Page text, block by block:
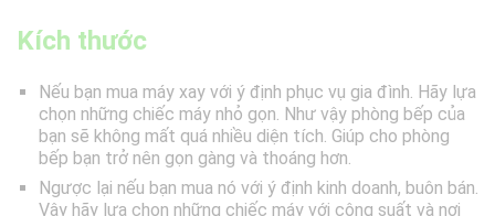
Kích thước
Nếu bạn mua máy xay với ý định phục vụ gia đình. Hãy lựa
chọn những chiếc máy nhỏ gọn. Như vậy phòng bếp của
bạn sẽ không mất quá nhiều diện tích. Giúp cho phòng
bếp bạn trở nên gọn gàng và thoáng hơn.
Ngược lại nếu bạn mua nó với ý định kinh doanh, buôn bán.
Vậy hãy lựa chọn những chiếc máy với công suất và nơi